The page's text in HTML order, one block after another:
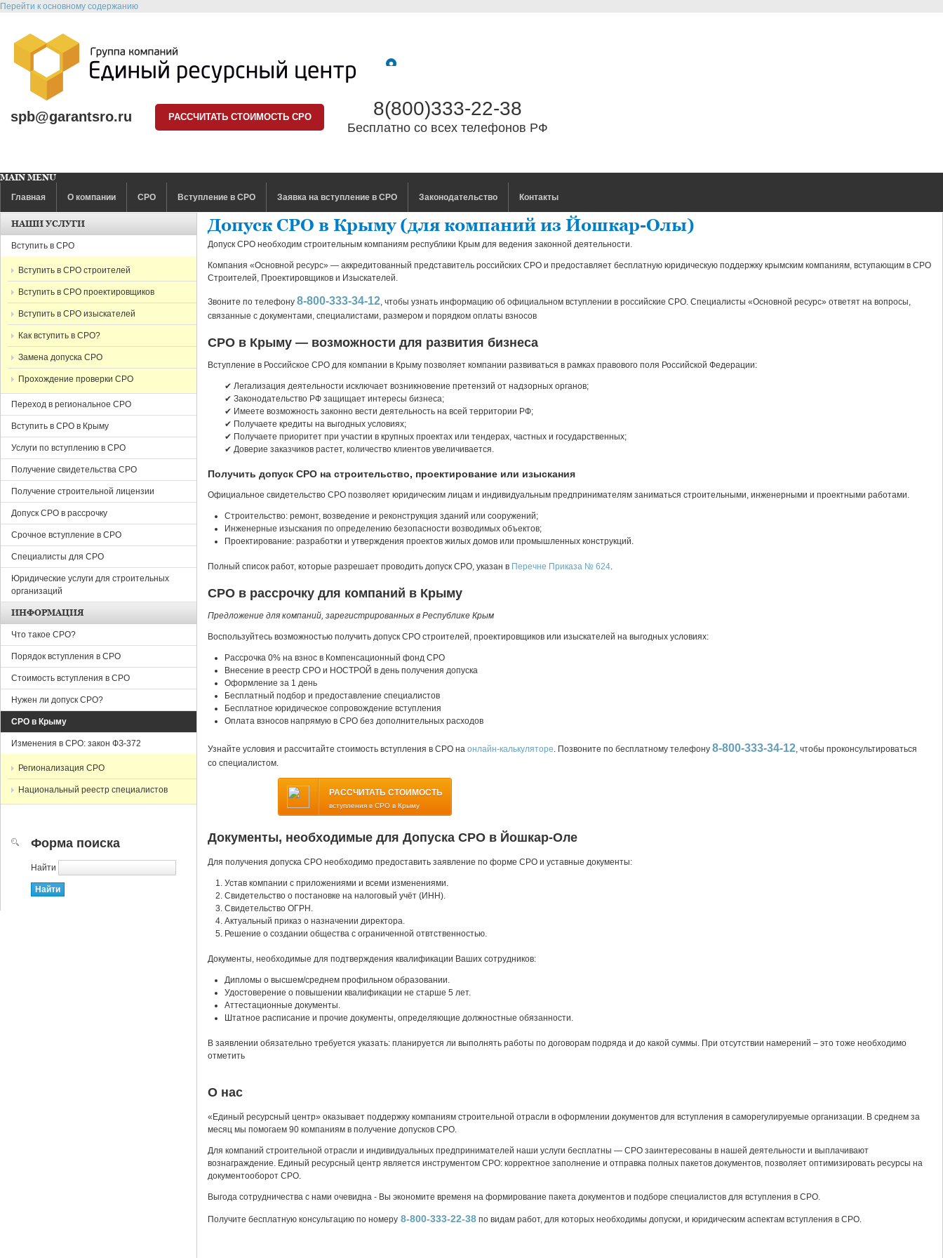
Перейти к основному содержанию
spb@garantsro.ru РАССЧИТАТЬ СТОИМОСТЬ СРО 8(800)333-22-38
Бесплатно со всех телефонов РФ
MAIN MENU
Главная
О компании СРО Вступление в СРО Заявка на вступление в СРО Законодательство Контакты
Допуск СРО в Крыму (для компаний из Йошкар-Олы)
Допуск СРО необходим строительным компаниям республики Крым для ведения законной деятельности.
Компания «Основной ресурс» — аккредитованный представитель российских СРО и предоставляет бесплатную юридическую поддержку крымским компаниям, вступающим в СРО
Строителей, Проектировщиков и Изыскателей.
Звоните по телефону8-800-333-34-12, чтобы узнать информацию об официальном вступлении в российские СРО. Специалисты «Основной ресурс» ответят на вопросы,
связанные с документами, специалистами, размером и порядком оплаты взносов
СРО в Крыму — возможности для развития бизнеса
Вступление в Российское СРО для компании в Крыму позволяет компании развиваться в рамках правового поля Российской Федерации:
✔ Легализация деятельности исключает возникновение претензий от надзорных органов;
✔ Законодательство РФ защищает интересы бизнеса;
✔ Имеете возможность законно вести деятельность на всей территории РФ;
✔ Получаете кредиты на выгодных условиях;
✔ Получаете приоритет при участии в крупных проектах или тендерах, частных и государственных;
✔ Доверие заказчиков растет, количество клиентов увеличивается.
Получить допуск СРО на строительство, проектирование или изыскания
Официальное свидетельство СРО позволяет юридическим лицам и индивидуальным предпринимателям заниматься строительными, инженерными и проектными работами.
Строительство: ремонт, возведение и реконструкция зданий или сооружений;
Инженерные изыскания по определению безопасности возводимых объектов;
Проектирование: разработки и утверждения проектов жилых домов или промышленных конструкций.
Полный список работ, которые разрешает проводить допуск СРО, указан в Перечне Приказа № 624.
СРО в рассрочку для компаний в Крыму
Предложение для компаний, зарегистрированных в Республике Крым
Воспользуйтесь возможностью получить допуск СРО строителей, проектировщиков или изыскателей на выгодных условиях:
Рассрочка 0% на взнос в Компенсационный фонд СРО
Внесение в реестр СРО и НОСТРОЙ в день получения допуска
Оформление за 1 день
Бесплатный подбор и предоставление специалистов
Бесплатное юридическое сопровождение вступления
Оплата взносов напрямую в СРО без дополнительных расходов
Узнайте условия и рассчитайте стоимость вступления в СРО наонлайн-калькуляторе. Позвоните по бесплатному телефону8-800-333-34-12, чтобы проконсультироваться
со специалистом.
РАССЧИТАТЬ СТОИМОСТЬ
вступления в СРО в Крыму
Документы, необходимые для Допуска СРО в Йошкар-Оле
Для получения допуска СРО необходимо предоставить заявление по форме СРО и уставные документы:
Устав компании с приложениями и всеми изменениями.
Cвидетельство о постановке на налоговый учёт (ИНН).
Cвидетельство ОГРН.
Актуальный приказ о назначении директора.
Решение о создании общества с ограниченной отвтственностью.
Документы, необходимые для подтверждения квалификации Ваших сотрудников:
Дипломы о высшем/среднем профильном образовании.
Удостоверение о повышении квалификации не старше 5 лет.
Аттестационные документы.
Штатное расписание и прочие документы, определяющие должностные обязанности.
В заявлении обязательно требуется указать: планируется ли выполнять работы по договорам подряда и до какой суммы. При отсутствии намерений – это тоже необходимо
отметить
О нас
«Единый ресурсный центр» оказывает поддержку компаниям строительной отрасли в оформлении документов для вступления в саморегулируемые организации. В среднем за
месяц мы помогаем 90 компаниям в получение допусков СРО.
Для компаний строительной отрасли и индивидуальных предпринимателей наши услуги бесплатны — СРО заинтересованы в нашей деятельности и выплачивают
вознаграждение. Единый ресурсный центр является инструментом СРО: корректное заполнение и отправка полных пакетов документов, позволяет оптимизировать ресурсы на
документооборот СРО.
Выгода сотрудничества с нами очевидна - Вы экономите временя на формирование пакета документов и подборе специалистов для вступления в СРО.
Получите бесплатную консультацию по номеру 8-800-333-22-38 по видам работ, для которых необходимы допуски, и юридическим аспектам вступления в СРО.
НАШИ УСЛУГИ
Вступить в СРО
Вступить в СРО строителей
Вступить в СРО проектировщиков
Вступить в СРО изыскателей
Как вступить в СРО?
Замена допуска СРО
Прохождение проверки СРО
Переход в региональное СРО
Вступить в СРО в Крыму
Услуги по вступлению в СРО
Получение свидетельства СРО
Получение строительной лицензии
Допуск СРО в рассрочку
Срочное вступление в СРО
Специалисты для СРО
Юридические услуги для строительных
организаций
ИНФОРМАЦИЯ
Что такое СРО?
Порядок вступления в СРО
Стоимость вступления в СРО
Нужен ли допуск СРО?
СРО в Крыму
Изменения в СРО: закон ФЗ-372
Регионализация СРО
Национальный реестр специалистов
Форма поиска
Найти